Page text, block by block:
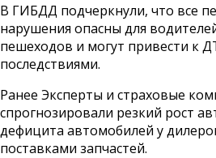
В ГИБДД подчеркнули, что все
нарушения опасны для
пешеходов и могут привести к
последствиями.
Ранее Эксперты и страховые
спрогнозировали резкий рост
дефицита автомобилей у
поставками запчастей.